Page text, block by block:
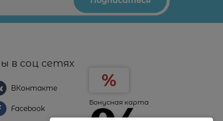
в соц сетях
ВКонтакте
Facebook
Бонусная карта